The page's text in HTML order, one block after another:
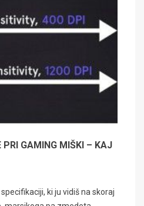
PRI GAMING MIŠKI – KAJ
ki ju vidiš na skoraj